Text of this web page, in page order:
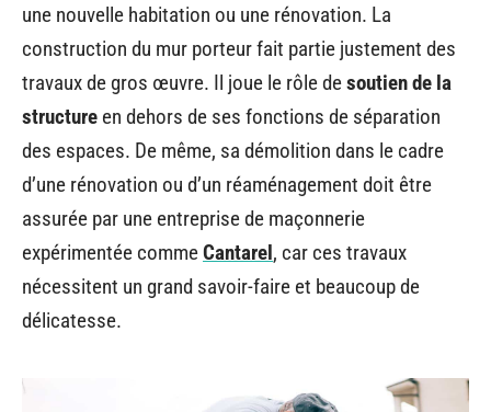
une nouvelle habitation ou une rénovation. La
construction du mur porteur fait partie justement des
travaux de gros œuvre. Il joue le rôle desoutien de la
structure en dehors de ses fonctions de séparation
des espaces. De même, sa démolition dans le cadre
d’une rénovation ou d’un réaménagement doit être
assurée par une entreprise de maçonnerie
expérimentée commeCantarel, car ces travaux
nécessitent un grand savoir-faire et beaucoup de
délicatesse.